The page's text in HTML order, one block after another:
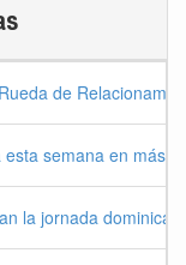
de
semana en más
la jornada dominical